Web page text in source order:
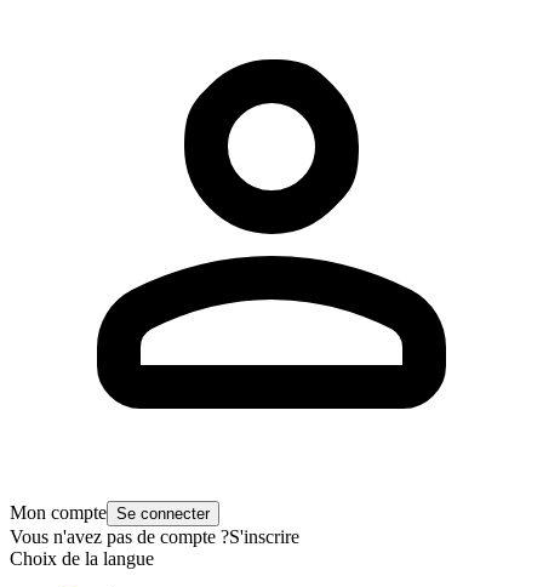
Mon compte Se connecter
Vous n'avez pas de compte ?S'inscrire
Choix de la langue